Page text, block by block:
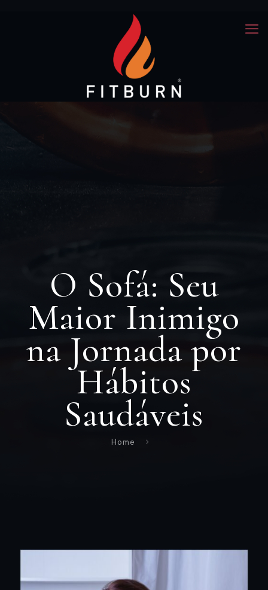
O Sofá: Seu
Maior Inimigo
na Jornada por
Hábitos
Saudáveis
Home